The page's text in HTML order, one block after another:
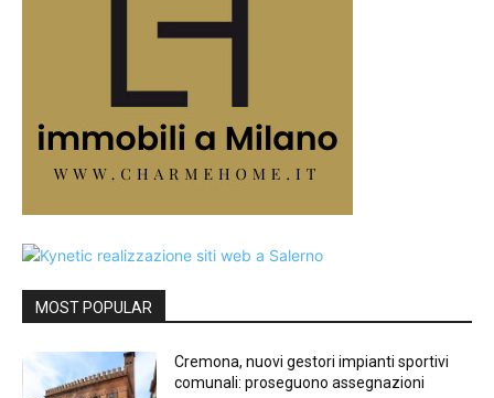
MOST POPULAR
Cremona, nuovi gestori impianti sportivi
comunali: proseguono assegnazioni